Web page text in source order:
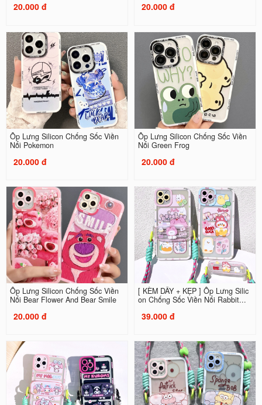
20.000 đ 20.000 đ
Ốp Lưng Silicon Chống Sốc Viền
Nổi Pokemon
20.000 đ
Ốp Lưng Silicon Chống Sốc Viền
Nổi Green Frog
20.000 đ
Ốp Lưng Silicon Chống Sốc Viền
Nổi Bear Flower And Bear Smile
20.000 đ
[ KÈM DÂY + KẸP ] Ốp Lưng Silic
on Chống Sốc Viền Nổi Rabbit...
39.000 đ